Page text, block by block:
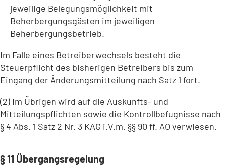
jeweilige Belegungsmöglichkeit mit
Beherbergungsgästen im jeweiligen
Beherbergungsbetrieb.
Im Falle eines Betreiberwechsels besteht die
Steuerpflicht des bisherigen Betreibers bis zum
Eingang der Änderungsmitteilung nach Satz 1 fort.
(2) Im Übrigen wird auf die Auskunfts- und
Mitteilungspflichten sowie die Kontrollbefugnisse nach
§ 4 Abs. 1 Satz 2 Nr. 3 KAG i.V.m. §§ 90 ff. AO verwiesen.
§ 11 Übergangsregelung